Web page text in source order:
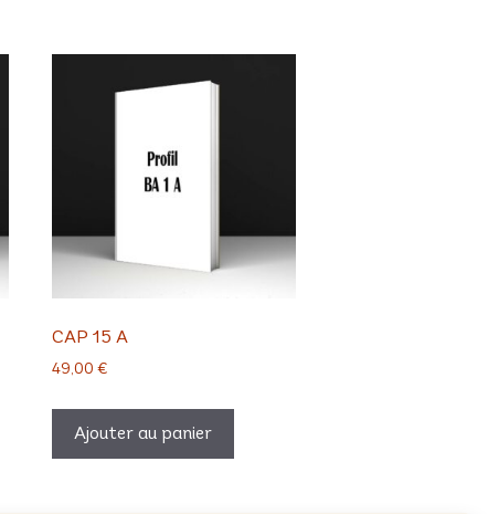
CAP 15 A
49,00 €
Ajouter au panier